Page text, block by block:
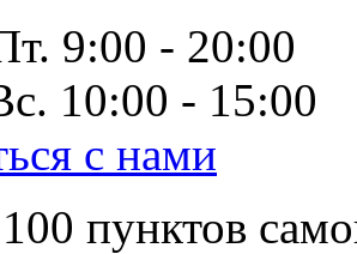
9:00 - 20:00
10:00 - 15:00
с нами
пунктов